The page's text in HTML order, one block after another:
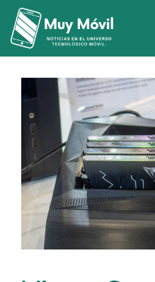
Saltar
contenido